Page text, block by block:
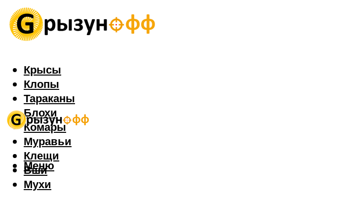
Крысы
Клопы
Тараканы
Блохи
Комары
Муравьи
Клещи
Вши
Мухи
Меню